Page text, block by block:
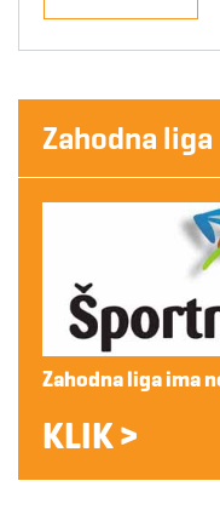
Zahodna liga
Zahodna liga ima
KLIK >